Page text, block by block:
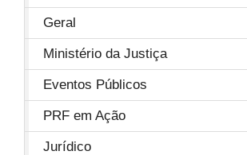
Geral
Ministério da Justiça
Eventos Públicos
PRF em Ação
Jurídico